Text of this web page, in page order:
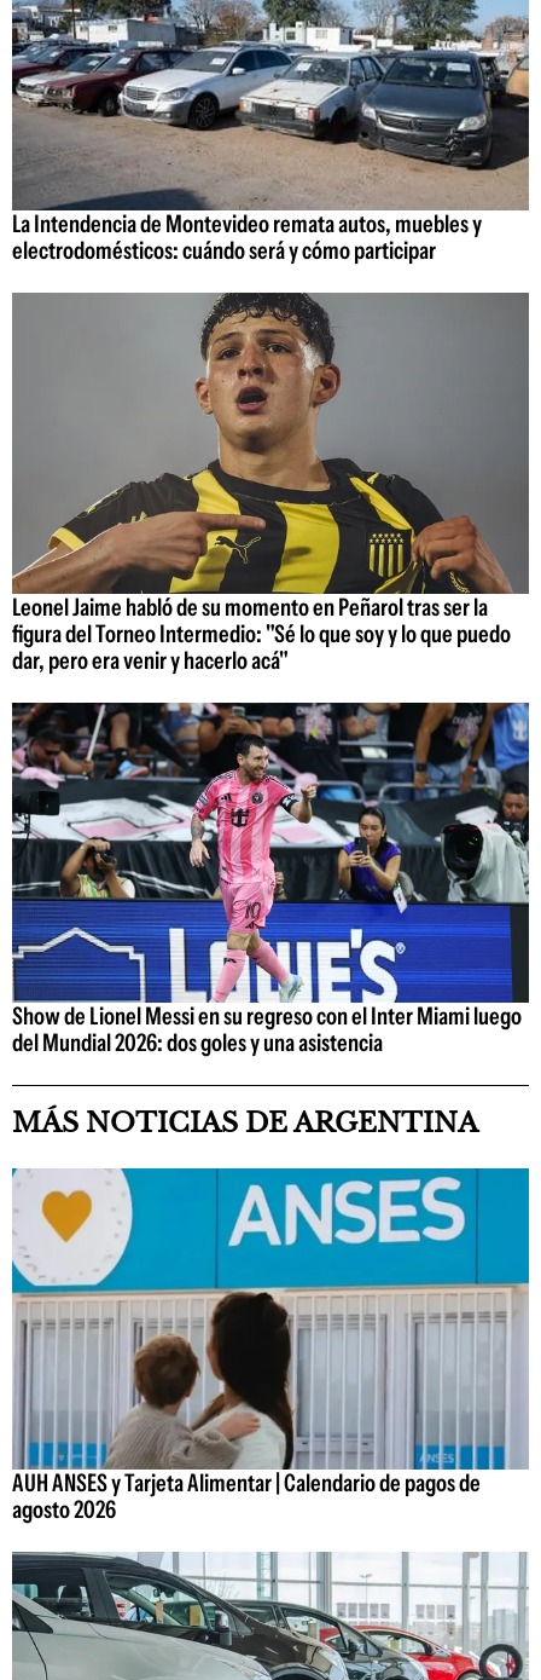
La Intendencia de Montevideo remata autos, muebles y
electrodomésticos: cuándo será y cómo participar
Leonel Jaime habló de su momento en Peñarol tras ser la
figura del Torneo Intermedio: "Sé lo que soy y lo que puedo
dar, pero era venir y hacerlo acá"
Show de Lionel Messi en su regreso con el Inter Miami luego
del Mundial 2026: dos goles y una asistencia
MÁS NOTICIAS DE ARGENTINA
AUH ANSES y Tarjeta Alimentar | Calendario de pagos de
agosto 2026